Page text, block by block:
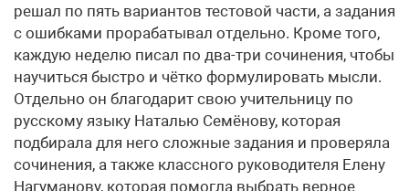
решал по пять вариантов тестовой части, а задания
с ошибками прорабатывал отдельно. Кроме того,
каждую неделю писал по два-три сочинения, чтобы
научиться быстро и чётко формулировать мысли.
Отдельно он благодарит свою учительницу по
русскому языку Наталью Семёнову, которая
подбирала для него сложные задания и проверяла
сочинения, а также классного руководителя Елену
Нагуманову, которая помогла выбрать верное